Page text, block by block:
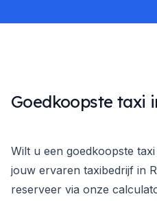
Goedkoopste taxi
Wilt u een goedkoopste
jouw ervaren taxibedrijf in
reserveer via onze